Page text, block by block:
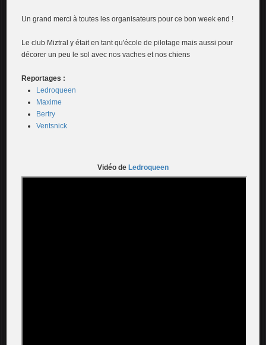
Un grand merci à toutes les organisateurs pour ce bon week end !
Le club Miztral y était en tant qu'école de pilotage mais aussi pour
décorer un peu le sol avec nos vaches et nos chiens
Reportages :
Ledroqueen
Maxime
Bertry
Ventsnick
Vidéo de Ledroqueen